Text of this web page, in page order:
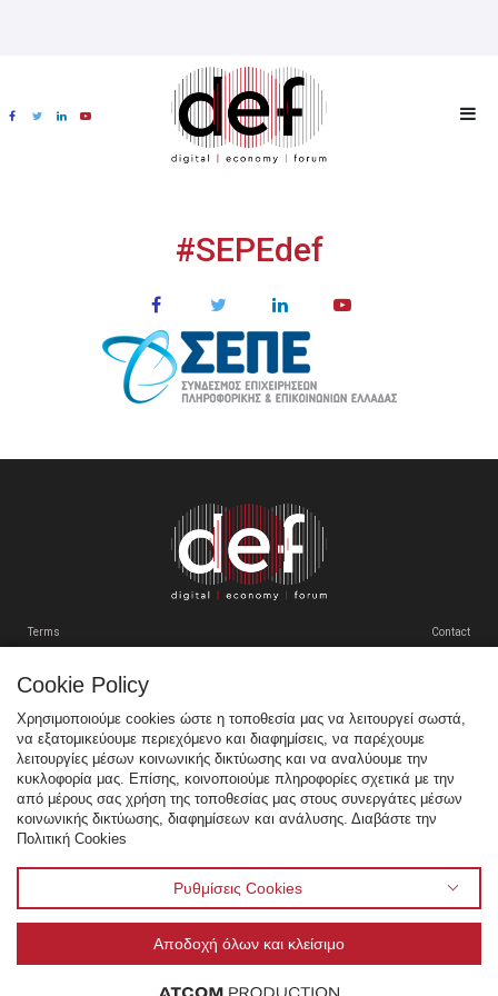
VENUE
ΠΡΟΗΓΟΥΜΕΝΑ ΣΥΝΕΔΡΙΑ
#SEPEdef
Tweets by SEPEgr
Terms Contact
Sitemap
Χορηγοί
Multimedia
Venue
Προηγούμενα Συνέδρια
Cookie Policy
Χρησιμοποιούμε cookies ώστε η τοποθεσία μας να λειτουργεί σωστά,
να εξατομικεύουμε περιεχόμενο και διαφημίσεις, να παρέχουμε
λειτουργίες μέσων κοινωνικής δικτύωσης και να αναλύουμε την
κυκλοφορία μας. Επίσης, κοινοποιούμε πληροφορίες σχετικά με την
από μέρους σας χρήση της τοποθεσίας μας στους συνεργάτες μέσων
κοινωνικής δικτύωσης, διαφημίσεων και ανάλυσης. Διαβάστε την
Πολιτική Cookies
Ρυθμίσεις Cookies
Αποδοχή όλων και κλείσιμο